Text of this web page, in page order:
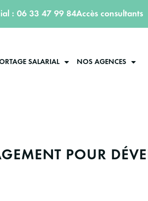
: 06 33 47 99 84Accès consultants
SALARIAL NOS AGENCES
POUR